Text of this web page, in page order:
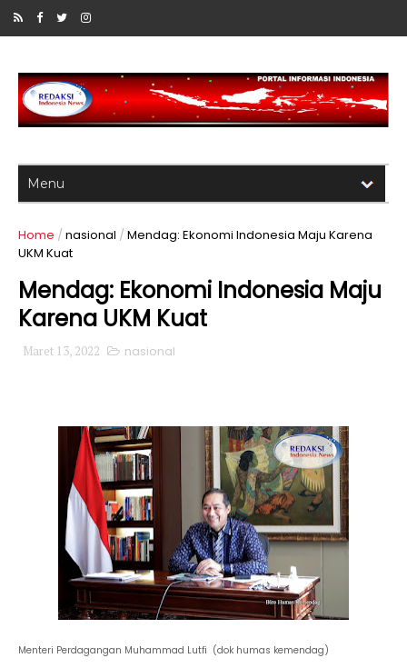
Home / nasional / Mendag: Ekonomi Indonesia Maju Karena
UKM Kuat
Mendag: Ekonomi Indonesia Maju
Karena UKM Kuat
Maret 13, 2022 nasional
Menteri Perdagangan Muhammad Lutfi (dok humas kemendag)